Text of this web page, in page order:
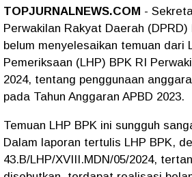
TOPJURNALNEWS.COM -
Perwakilan Rakyat Daerah
belum menyelesaikan temuan dari
Pemeriksaan (LHP) BPK RI
2024, tentang penggunaan
pada Tahun Anggaran APBD 2023.
Temuan LHP BPK ini sungguh
Dalam laporan tertulis LHP BPK,
43.B/LHP/XVIII.MDN/05/2024,